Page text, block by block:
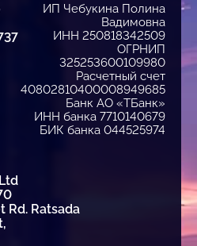
ИП Чебукина Полина
Вадимовна
ИНН 250818342509
ОГРНИП
325253600109980
Расчетный счет
40802810400008949685
Банк АО «ТБанк»
ИНН банка 7710140679
БИК банка 044525974
Ratsada